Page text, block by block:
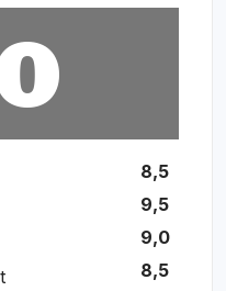
8,5
9,5
9,0
8,5